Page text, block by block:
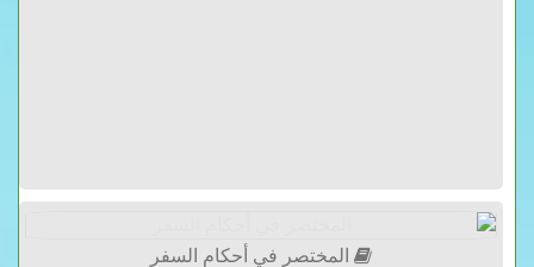
المختصر في أحكام السفر